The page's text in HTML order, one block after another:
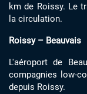
km de Roissy. Le
la circulation.
Roissy – Beauvais
L'aéroport de
compagnies low-
depuis Roissy.